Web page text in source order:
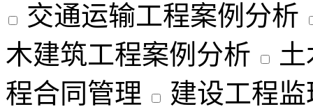
交通运输工程案例分析
木建筑工程案例分析
程合同管理
建设工程